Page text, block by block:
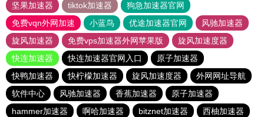
坚果加速器
tiktok加速器
狗急加速器官网
免费vqn外网加速
小蓝鸟 优途加速器官网
风驰加速器
旋风加速器
免费vps加速器外网苹果版
旋风加速度器
快连加速器
快连加速器官网入口
原子加速器
快鸭加速器
快柠檬加速器 旋风加速度器
外网网址导航
软件中心
风驰加速器 香蕉加速器
原子加速器
hammer加速器
啊哈加速器 bitznet加速器
西柚加速器